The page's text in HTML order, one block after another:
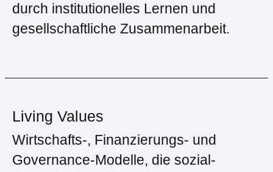
durch institutionelles Lernen und
gesellschaftliche Zusammenarbeit.
Living Values
Wirtschafts-, Finanzierungs- und
Governance-Modelle, die sozial-